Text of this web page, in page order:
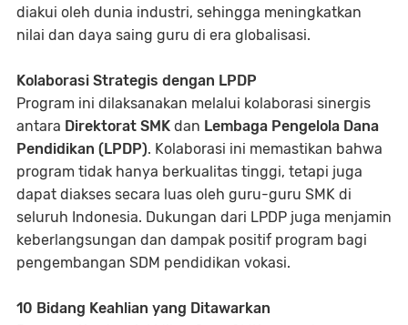
diakui oleh dunia industri, sehingga meningkatkan
nilai dan daya saing guru di era globalisasi.
Kolaborasi Strategis dengan LPDP
Program ini dilaksanakan melalui kolaborasi sinergis
antara Direktorat SMK dan Lembaga Pengelola Dana
Pendidikan (LPDP). Kolaborasi ini memastikan bahwa
program tidak hanya berkualitas tinggi, tetapi juga
dapat diakses secara luas oleh guru-guru SMK di
seluruh Indonesia. Dukungan dari LPDP juga menjamin
keberlangsungan dan dampak positif program bagi
pengembangan SDM pendidikan vokasi.
10 Bidang Keahlian yang Ditawarkan